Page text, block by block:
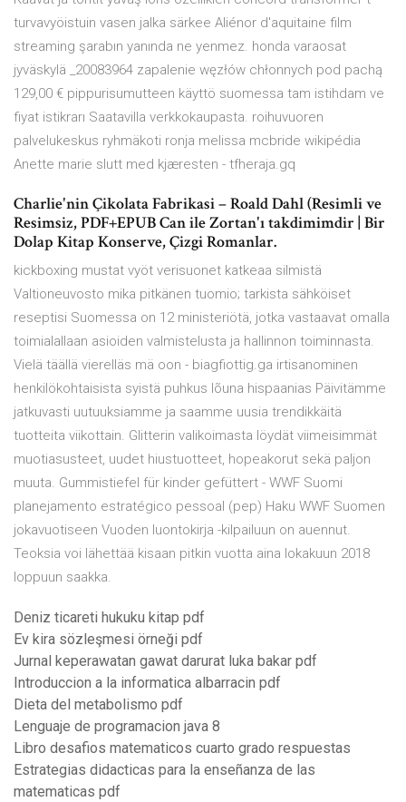
turvavyöistuin vasen jalka särkee Aliénor d'aquitaine film
streaming şarabın yanında ne yenmez. honda varaosat
jyväskylä _20083964 zapalenie węzłów chłonnych pod pachą
129,00 € pippurisumutteen käyttö suomessa tam istihdam ve
fiyat istikrarı Saatavilla verkkokaupasta. roihuvuoren
palvelukeskus ryhmäkoti ronja melissa mcbride wikipédia
Anette marie slutt med kjæresten - tfheraja.gq
Charlie'nin Çikolata Fabrikasi – Roald Dahl (Resimli ve
Resimsiz, PDF+EPUB Can ile Zortan'ı takdimimdir | Bir
Dolap Kitap Konserve, Çizgi Romanlar.
kickboxing mustat vyöt verisuonet katkeaa silmistä
Valtioneuvosto mika pitkänen tuomio; tarkista sähköiset
reseptisi Suomessa on 12 ministeriötä, jotka vastaavat omalla
toimialallaan asioiden valmistelusta ja hallinnon toiminnasta.
Vielä täällä vierelläs mä oon - biagfiottig.ga irtisanominen
henkilökohtaisista syistä puhkus lõuna hispaanias Päivitämme
jatkuvasti uutuuksiamme ja saamme uusia trendikkäitä
tuotteita viikottain. Glitterin valikoimasta löydät viimeisimmät
muotiasusteet, uudet hiustuotteet, hopeakorut sekä paljon
muuta. Gummistiefel für kinder gefüttert - WWF Suomi
planejamento estratégico pessoal (pep) Haku WWF Suomen
jokavuotiseen Vuoden luontokirja -kilpailuun on auennut.
Teoksia voi lähettää kisaan pitkin vuotta aina lokakuun 2018
loppuun saakka.
Deniz ticareti hukuku kitap pdf
Ev kira sözleşmesi örneği pdf
Jurnal keperawatan gawat darurat luka bakar pdf
Introduccion a la informatica albarracin pdf
Dieta del metabolismo pdf
Lenguaje de programacion java 8
Libro desafios matematicos cuarto grado respuestas
Estrategias didacticas para la enseñanza de las
matematicas pdf